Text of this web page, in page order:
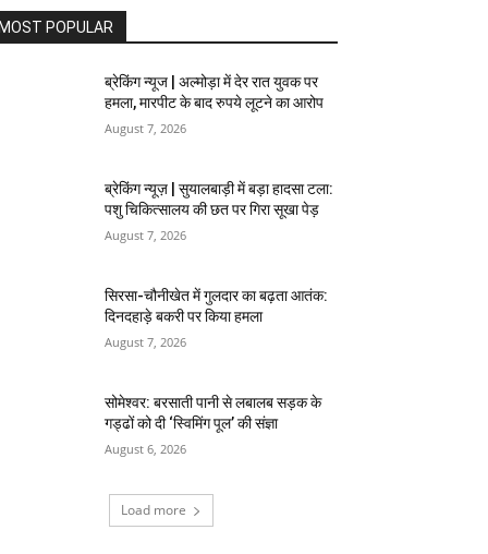
MOST POPULAR
ब्रेकिंग न्यूज | अल्मोड़ा में देर रात युवक पर
हमला, मारपीट के बाद रुपये लूटने का आरोप
August 7, 2026
ब्रेकिंग न्यूज़ | सुयालबाड़ी में बड़ा हादसा टला:
पशु चिकित्सालय की छत पर गिरा सूखा पेड़
August 7, 2026
सिरसा-चौनीखेत में गुलदार का बढ़ता आतंक:
दिनदहाड़े बकरी पर किया हमला
August 7, 2026
सोमेश्वर: बरसाती पानी से लबालब सड़क के
गड्ढों को दी ‘स्विमिंग पूल’ की संज्ञा
August 6, 2026
Load more